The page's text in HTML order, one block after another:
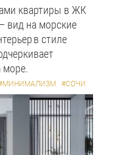
квартиры в ЖК
вид на морские
в стиле
море.
#СОЧИ